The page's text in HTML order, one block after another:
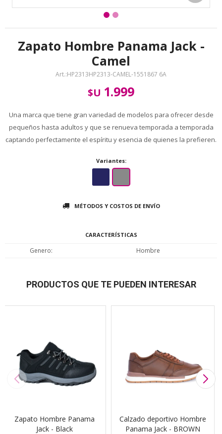
Zapato Hombre Panama Jack -
Camel
HP2313HP2313-CAMEL-1551867 6A
$U 1.999
Una marca que tiene gran variedad de modelos para ofrecer desde
pequeños hasta adultos y que se renueva temporada a temporada
captando perfectamente el espíritu y esencia de quienes la prefieren.
Variantes:
MÉTODOS Y COSTOS DE ENVÍO
CARACTERÍSTICAS
Genero Hombre
PRODUCTOS QUE TE PUEDEN INTERESAR
Zapato Hombre Panama
Jack - Black
Calzado deportivo Hombre
Panama Jack - BROWN